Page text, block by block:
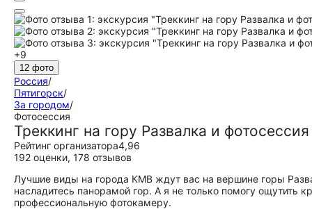
+9
12 фото
Россия/
Пятигорск/
За городом/
Фотосессия
Треккинг на гору Развалка и
Рейтинг организатора4,96
192 оценки, 178 отзывов
Лучшие виды на города КМВ ждут вас на вершине горы
насладитесь панорамой гор. А я не только помогу ощутить
профессиональную фотокамеру.